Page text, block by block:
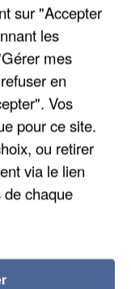
LES REFUGES
sur "Accepter
les
mes
en
Vos
pour ce site.
ou retirer
via le lien
chaque